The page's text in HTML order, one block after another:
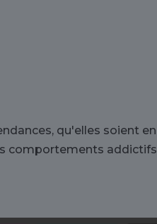
qu'elles soient en
comportements addictifs